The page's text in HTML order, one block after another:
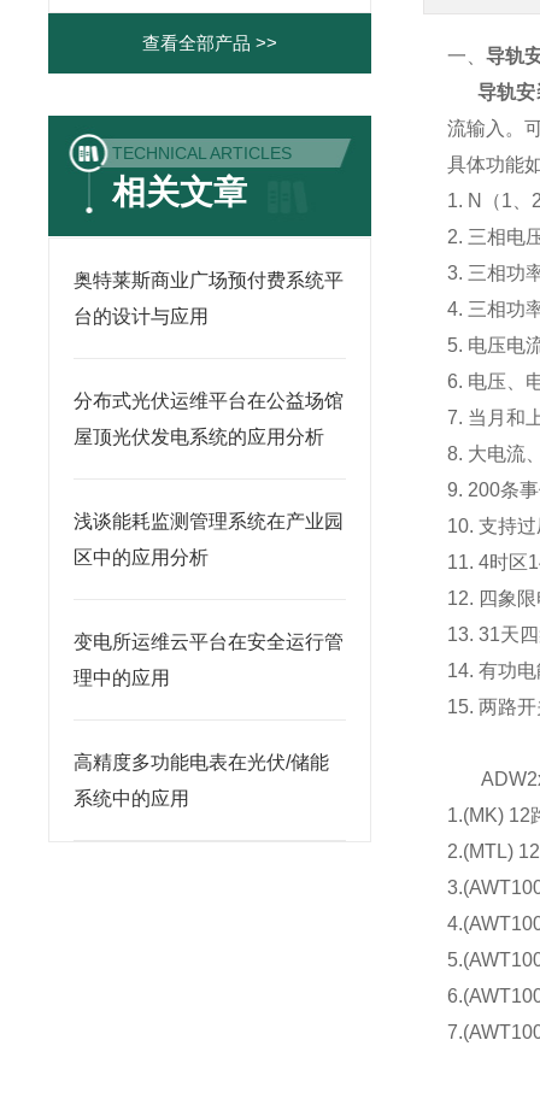
一、导轨
导轨
流输入。
具体功能
1. N（1、
2. 三相电
3. 三相功
4. 三相功
5. 电压电
6. 电压、
7. 当月和
8. 大电流
9. 200条
10. 支持
11. 4时区
12. 四象
13. 31天
14. 有功
15. 两路
1.(MK) 12
2.(MTL)
查看全部产品 >>
TECHNICAL ARTICLES
相关文章
奥特莱斯商业广场预付费系统平
台的设计与应用
分布式光伏运维平台在公益场馆
屋顶光伏发电系统的应用分析
浅谈能耗监测管理系统在产业园
区中的应用分析
变电所运维云平台在安全运行管
理中的应用
高精度多功能电表在光伏/储能
系统中的应用